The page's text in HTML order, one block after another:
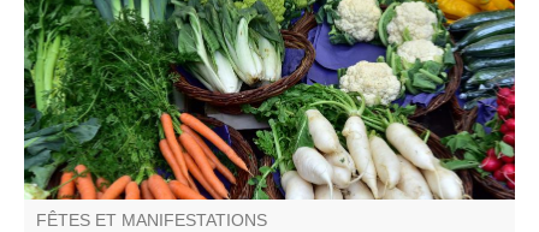
FÊTES ET MANIFESTATIONS